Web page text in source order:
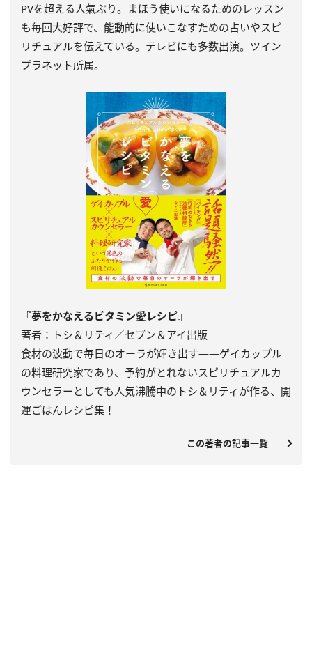
PVを超える人氣ぶり。まほう使いになるためのレッスン
も毎回大好評で、能動的に使いこなすための占いやスピ
リチュアルを伝えている。テレビにも多数出演。ツイン
プラネット所属。
『夢をかなえるビタミン愛レシピ』
著者：トシ＆リティ／セブン＆アイ出版
食材の波動で毎日のオーラが輝き出す――ゲイカップル
の料理研究家であり、予約がとれないスピリチュアルカ
ウンセラーとしても人気沸騰中のトシ＆リティが作る、開
運ごはんレシピ集！
この著者の記事一覧